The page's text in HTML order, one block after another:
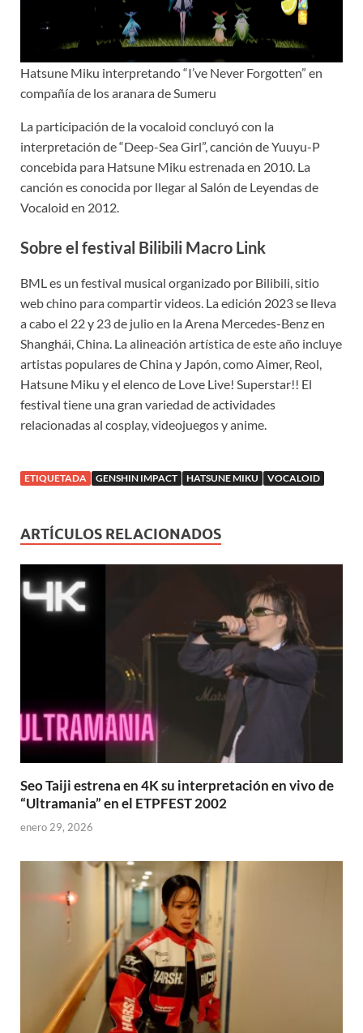
Hatsune Miku interpretando “I’ve Never Forgotten” en
compañía de los aranara de Sumeru
La participación de la vocaloid concluyó con la
interpretación de “Deep-Sea Girl”, canción de Yuuyu-P
concebida para Hatsune Miku estrenada en 2010. La
canción es conocida por llegar al Salón de Leyendas de
Vocaloid en 2012.
Sobre el festival Bilibili Macro Link
BML es un festival musical organizado por Bilibili, sitio
web chino para compartir videos. La edición 2023 se lleva
a cabo el 22 y 23 de julio en la Arena Mercedes-Benz en
Shanghái, China. La alineación artística de este año incluye
artistas populares de China y Japón, como Aimer, Reol,
Hatsune Miku y el elenco de Love Live! Superstar!! El
festival tiene una gran variedad de actividades
relacionadas al cosplay, videojuegos y anime.
ETIQUETADA GENSHIN IMPACT HATSUNE MIKU VOCALOID
ARTÍCULOS RELACIONADOS
Seo Taiji estrena en 4K su interpretación en vivo de
“Ultramania” en el ETPFEST 2002
enero 29, 2026